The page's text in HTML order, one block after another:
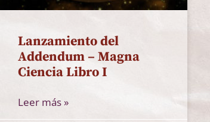
Lanzamiento del
Addendum – Magna
Ciencia Libro I
Leer más »